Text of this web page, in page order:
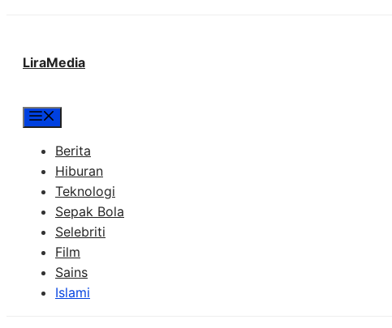
LiraMedia
Berita
Hiburan
Teknologi
Sepak Bola
Selebriti
Film
Sains
Islami